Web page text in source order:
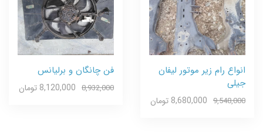
انواع رام زیر موتور لیفان
جیلی
9,548,000 8,680,000 تومان
فن چانگان و برلیانس
8,932,000 8,120,000 تومان